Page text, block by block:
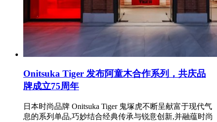
Onitsuka Tiger 发布阿童木合作系列，共庆品
牌成立75周年
日本时尚品牌 Onitsuka Tiger 鬼塚虎不断呈献富于现代气
息的系列单品,巧妙结合经典传承与锐意创新,并融蕴时尚